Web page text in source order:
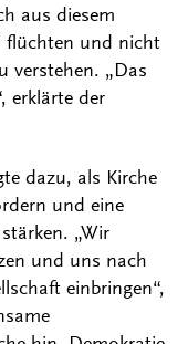
aus diesem
flüchten und nicht
verstehen. „Das
erklärte der
dazu, als Kirche
und eine
„Wir
und uns nach
einbringen“,